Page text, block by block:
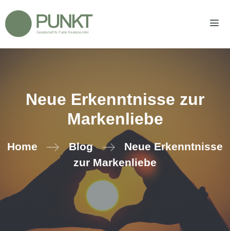
Inhalt
springen
Neue Erkenntnisse zur
Markenliebe
Home Blog
Neue Erkenntnisse
zur Markenliebe